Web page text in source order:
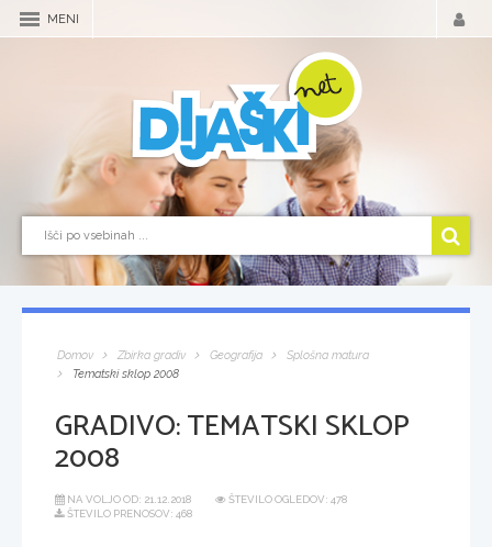
MENI
Domov Zbirka gradiv Geografija
Splošna matura
Tematski sklop 2008
GRADIVO:TEMATSKI SKLOP
2008
NA VOLJO OD: 21.12.2018
ŠTEVILO OGLEDOV: 478
ŠTEVILO PRENOSOV: 468